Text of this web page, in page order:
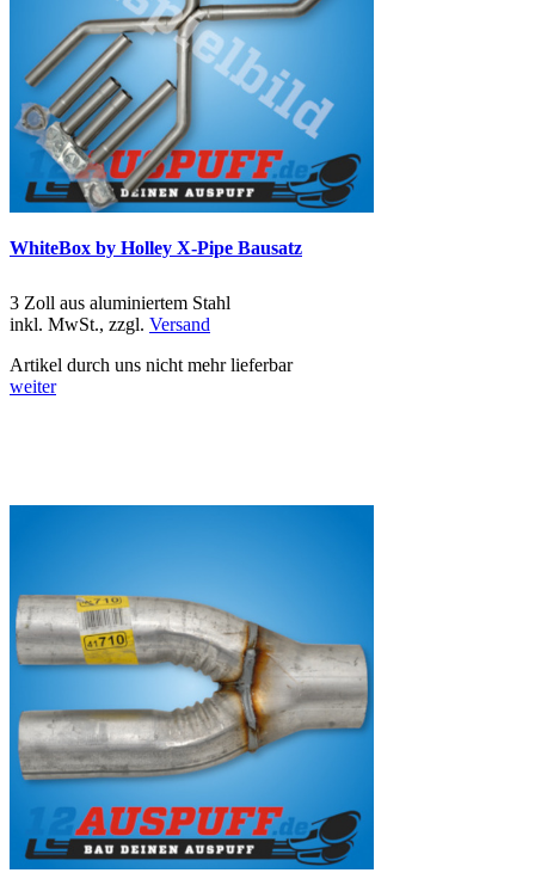
WhiteBox by Holley X-Pipe Bausatz
3 Zoll aus aluminiertem Stahl
inkl. MwSt., zzgl. Versand
Artikel durch uns nicht mehr lieferbar
weiter